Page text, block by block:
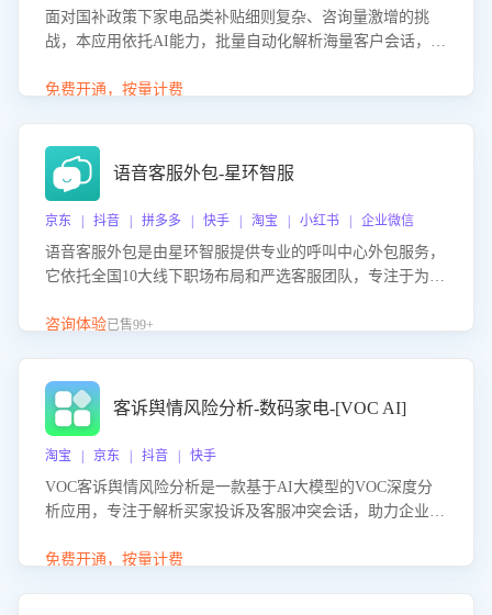
面对国补政策下家电品类补贴细则复杂、咨询量激增的挑
战，本应用依托AI能力，批量自动化解析海量客户会话，精
购买意向，深度洞察决策动因。同时全面评估客服团队政策
度、客服转化能力及销售业绩。
免费开通，按量计费
语音客服外包-星环智服
京东 | 抖音 | 拼多多 | 快手 | 淘宝 | 小红书 | 企业微信
语音客服外包是由星环智服提供专业的呼叫中心外包服务，
它依托全国10大线下职场布局和严选客服团队，专注于为企
客服团队和智能工具提升语音客服服务效率和质量，帮助企
咨询体验已售99+
客诉舆情风险分析-数码家电-[VOC AI]
淘宝 | 京东 | 抖音 | 快手
VOC客诉舆情风险分析是一款基于AI大模型的VOC深度分
析应用，专注于解析买家投诉及客服冲突会话，助力企业精
别客户情绪、归因争议根源，并客观评估客服应对合理性与
免费开通，按量计费